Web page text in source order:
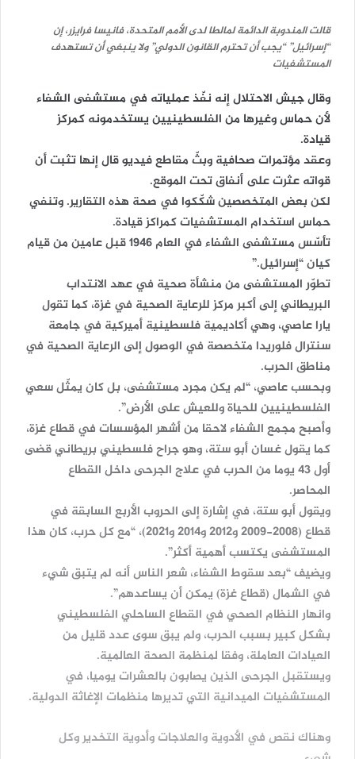
قالت المندوبة الدائمة لمالطا لدى الأمم المتحدة، فانيسا فرايزر، إن
“إسرائيل” “يجب أن تحترم القانون الدولي” ولا ينبغي أن تستهدف
المستشفيات
وقال جيش الاحتلال إنه نفّذ عملياته في مستشفى الشفاء
لأن حماس وغيرها من الفلسطينيين يستخدمونه كمركز
قيادة.
وعقد مؤتمرات صحافية وبثّ مقاطع فيديو قال إنها تثبت أن
قواته عثرت على أنفاق تحت الموقع.
لكن بعض المتخصصين شكّكوا في صحة هذه التقارير. وتنفي
حماس استخدام المستشفيات كمراكز قيادة.
تأسّس مستشفى الشفاء في العام 1946 قبل عامين من قيام
كيان “إسرائيل.”
تطوّر المستشفى من منشأة صحية في عهد الانتداب
البريطاني إلى أكبر مركز للرعاية الصحية في غزة، كما تقول
يارا عاصي، وهي أكاديمية فلسطينية أميركية في جامعة
سنترال فلوريدا متخصصة في الوصول إلى الرعاية الصحية في
مناطق الحرب.
وبحسب عاصي، “لم يكن مجرد مستشفى، بل كان يمثّل سعي
الفلسطينيين للحياة وللعيش على الأرض”.
وأصبح مجمع الشفاء لاحقا من أشهر المؤسسات في قطاع غزة،
كما يقول غسان أبو ستة، وهو جراح فلسطيني بريطاني قضى
أول 43 يوما من الحرب في علاج الجرحى داخل القطاع
المحاصر.
ويقول أبو ستة، في إشارة إلى الحروب الأربع السابقة في
قطاع (2008-2009 و2012 و2014 و2021)، “مع كل حرب، كان هذا
المستشفى يكتسب أهمية أكثر”.
ويضيف “بعد سقوط الشفاء، شعر الناس أنه لم يتبق شيء
في الشمال (قطاع غزة) يمكن أن يساعدهم”.
وانهار النظام الصحي في القطاع الساحلي الفلسطيني
بشكل كبير بسبب الحرب، ولم يبق سوى عدد قليل من
العيادات العاملة، وفقا لمنظمة الصحة العالمية.
ويستقبل الجرحى الذين يصابون بالعشرات يوميا، في
المستشفيات الميدانية التي تديرها منظمات الإغاثة الدولية.
وهناك نقص في الأدوية والعلاجات وأدوية التخدير وكل